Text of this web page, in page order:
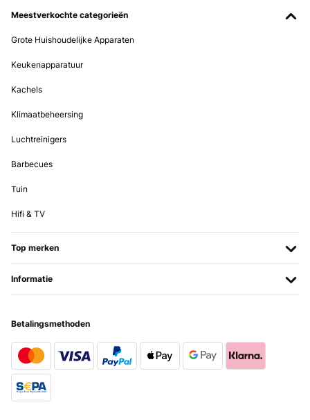
Meestverkochte categorieën
Grote Huishoudelijke Apparaten
Keukenapparatuur
Kachels
Klimaatbeheersing
Luchtreinigers
Barbecues
Tuin
Hifi & TV
Top merken
Informatie
Betalingsmethoden